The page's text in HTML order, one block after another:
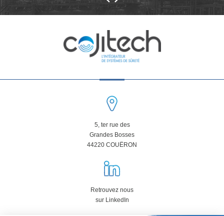
5, ter rue des
Grandes Bosses
44220 COUËRON
Retrouvez nous
sur LinkedIn